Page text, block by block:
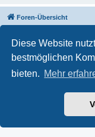
Diese Website
bestmöglichen
bieten. Mehr
Foren-Übersicht
Powered by